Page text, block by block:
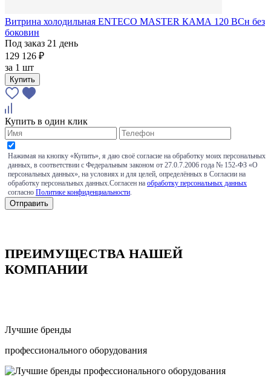
Витрина холодильная ENTECO MASTER КАМА 120 BCн без
боковин
Под заказ 21 день
129 126 ₽
за 1 шт
Купить
Купить в один клик
Нажимая на кнопку «Купить», я даю своё согласие на обработку моих персональных
данных, в соответствии с Федеральным законом от 27.0.7.2006 года № 152-ФЗ «О
персональных данных», на условиях и для целей, определённых в Согласии на
обработку персональных данных.Согласен на обработку персональных данных
согласно Политике конфиденциальности
ПРЕИМУЩЕСТВА НАШЕЙ
КОМПАНИИ
Лучшие бренды
профессионального оборудования